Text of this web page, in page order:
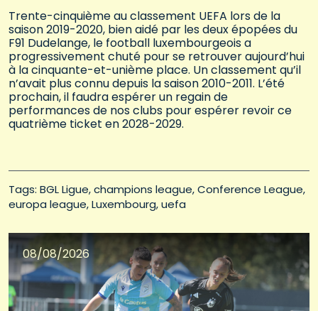
Trente-cinquième au classement UEFA lors de la
saison 2019-2020, bien aidé par les deux épopées du
F91 Dudelange, le football luxembourgeois a
progressivement chuté pour se retrouver aujourd’hui
à la cinquante-et-unième place. Un classement qu’il
n’avait plus connu depuis la saison 2010-2011. L’été
prochain, il faudra espérer un regain de
performances de nos clubs pour espérer revoir ce
quatrième ticket en 2028-2029.
Tags: BGL Ligue champions league Conference League
europa league Luxembourg uefa
08/08/2026